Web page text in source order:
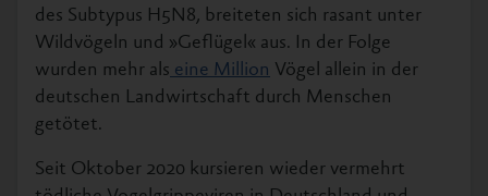
des Subtypus H5N8, breiteten sich rasant unter
Wildvögeln und »Geflügel« aus. In der Folge
wurden mehr als eine Million Vögel allein in der
deutschen Landwirtschaft durch Menschen
getötet.
Seit Oktober 2020 kursieren wieder vermehrt